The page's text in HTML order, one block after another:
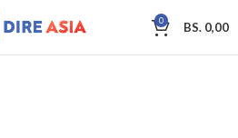
0 BS. 0,00